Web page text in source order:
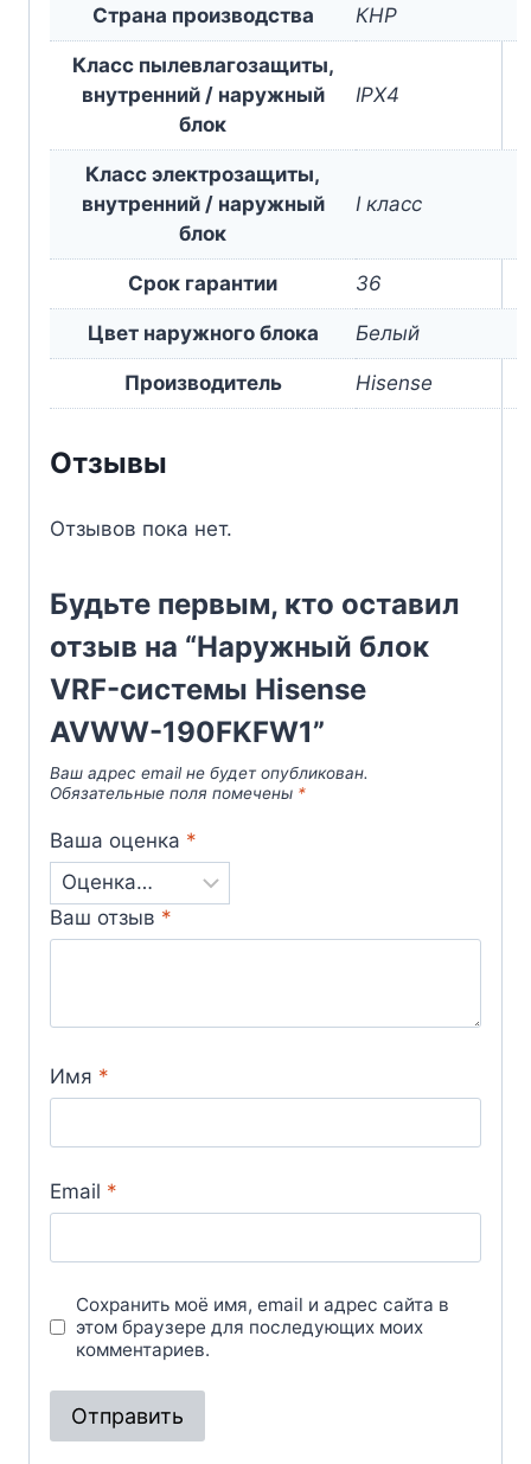
Страна производства КНР
Класс пылевлагозащиты,
внутренний / наружный
блок
IPX4
Класс электрозащиты,
внутренний / наружный
блок
I класс
Срок гарантии 36
Цвет наружного блока Белый
Производитель Hisense
Отзывы
Отзывов пока нет.
Будьте первым, кто оставил
отзыв на “Наружный блок
VRF-системы Hisense
AVWW-190FKFW1”
Ваш адрес email не будет опубликован.
Обязательные поля помечены *
Ваша оценка *
Ваш отзыв *
Имя *
Email *
Сохранить моё имя, email и адрес сайта в
этом браузере для последующих моих
комментариев.